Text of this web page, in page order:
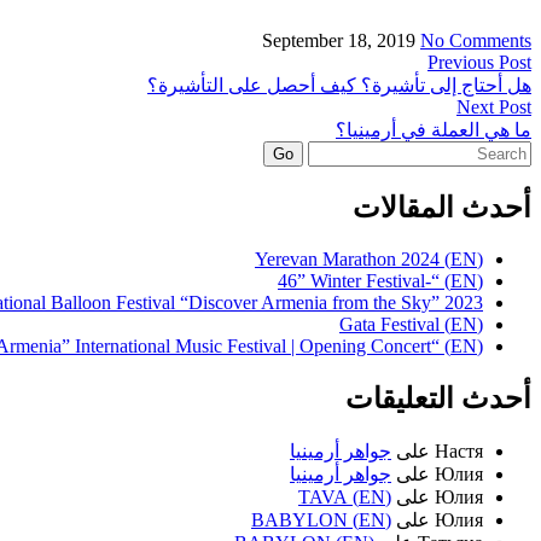
September 18, 2019 No Comments
Previous Post
هل أحتاج إلى تأشيرة؟ كيف أحصل على التأشيرة؟
Next Post
ما هي العملة في أرمينيا؟
Search
for:
أحدث المقالات
(EN) Yerevan Marathon 2024
(EN) “-46” Winter Festival
Balloon Festival “Discover Armenia from the Sky” 2023
(EN) Gata Festival
(EN) “Armenia” International Music Festival | Opening Concert
أحدث التعليقات
Настя على جواهر أرمينيا
Юлия على جواهر أرمينيا
Юлия على (EN) TAVA
Юлия على (EN) BABYLON